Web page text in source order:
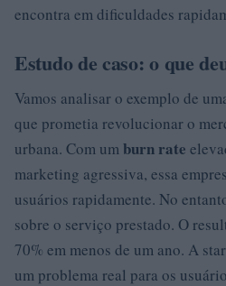
encontra em dificuldades
Estudo de caso: o que
Vamos analisar o exemplo de
que prometia revolucionar o
urbana. Com umburn rate
marketing agressiva, essa
usuários rapidamente. No
sobre o serviço prestado. O
70% em menos de um ano. A
um problema real para os